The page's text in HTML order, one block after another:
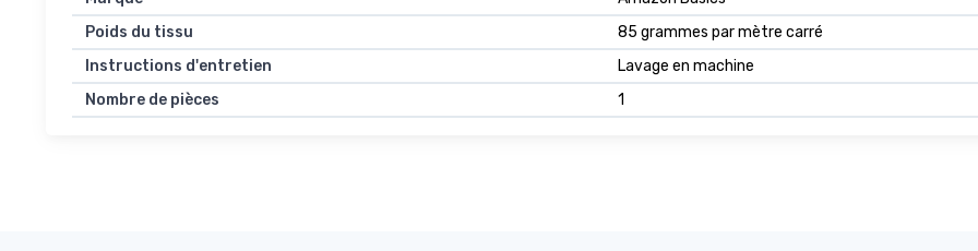
Poids du tissu
85 grammes par mètre carré
Instructions d'entretien
Lavage en machine
Nombre de pièces
1